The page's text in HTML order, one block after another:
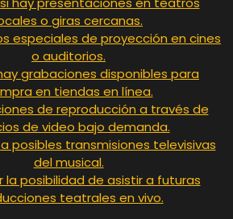
o giras cercanas.
especiales de proyección en cines
o auditorios.
grabaciones disponibles para
en tiendas en línea.
de reproducción a través de
de video bajo demanda.
posibles transmisiones televisivas
del musical.
la posibilidad de asistir a futuras
teatrales en vivo.